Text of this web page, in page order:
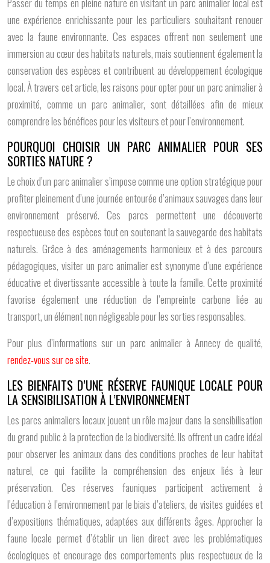
une expérience enrichissante pour les particuliers souhaitant renouer
avec la faune environnante. Ces espaces offrent non seulement une
immersion au cœur des habitats naturels, mais soutiennent également la
conservation des espèces et contribuent au développement écologique
local. À travers cet article, les raisons pour opter pour un parc animalier à
proximité, comme un parc animalier, sont détaillées afin de mieux
comprendre les bénéfices pour les visiteurs et pour l’environnement.
POURQUOI CHOISIR UN PARC ANIMALIER POUR SES
SORTIES NATURE ?
Le choix d’un parc animalier s’impose comme une option stratégique pour
profiter pleinement d’une journée entourée d’animaux sauvages dans leur
environnement préservé. Ces parcs permettent une découverte
respectueuse des espèces tout en soutenant la sauvegarde des habitats
naturels. Grâce à des aménagements harmonieux et à des parcours
pédagogiques, visiter un parc animalier est synonyme d’une expérience
éducative et divertissante accessible à toute la famille. Cette proximité
favorise également une réduction de l’empreinte carbone liée au
transport, un élément non négligeable pour les sorties responsables.
Pour plus d’informations sur un parc animalier à Annecy de qualité,
rendez-vous sur ce site.
LES BIENFAITS D’UNE RÉSERVE FAUNIQUE LOCALE POUR
LA SENSIBILISATION À L’ENVIRONNEMENT
Les parcs animaliers locaux jouent un rôle majeur dans la sensibilisation
du grand public à la protection de la biodiversité. Ils offrent un cadre idéal
pour observer les animaux dans des conditions proches de leur habitat
naturel, ce qui facilite la compréhension des enjeux liés à leur
préservation. Ces réserves fauniques participent activement à
l’éducation à l’environnement par le biais d’ateliers, de visites guidées et
d’expositions thématiques, adaptées aux différents âges. Approcher la
faune locale permet d’établir un lien direct avec les problématiques
écologiques et encourage des comportements plus respectueux de la